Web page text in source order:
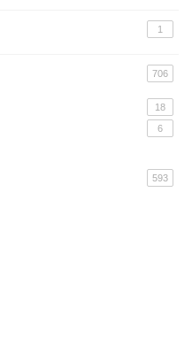
1
706
18
6
593